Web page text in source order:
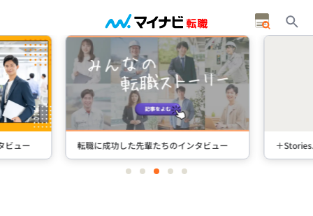
ビュー 転職に成功した先輩たちのインタビュー ＋
itemitemitemitemitem